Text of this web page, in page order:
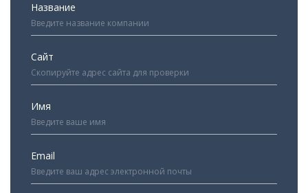
Название
Сайт
Имя
Email